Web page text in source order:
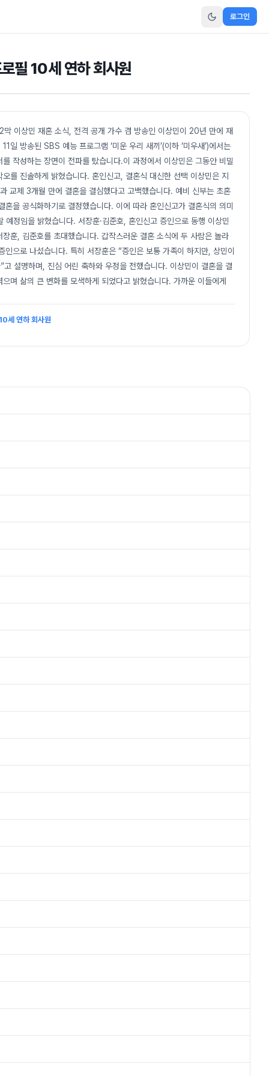
로그인
필 10세 연하 회사원
이상민 재혼 소식, 전격 공개 가수 겸 방송인 이상민이 20년 만에 재
일 방송된 SBS 예능 프로그램 ‘미운 우리 새끼’(이하 ‘미우새’)에서는
작성하는 장면이 전파를 탔습니다.이 과정에서 이상민은 그동안 비밀
를 진솔하게 밝혔습니다. 혼인신고, 결혼식 대신한 선택 이상민은 지
교제 3개월 만에 결혼을 결심했다고 고백했습니다. 예비 신부는 초혼
을 공식화하기로 결정했습니다. 이에 따라 혼인신고가 결혼식의 의미
정임을 밝혔습니다. 서장훈·김준호, 혼인신고 증인으로 동행 이상민
훈, 김준호를 초대했습니다. 갑작스러운 결혼 소식에 두 사람은 놀라
으로 나섰습니다. 특히 서장훈은 “증인은 보통 가족이 하지만, 상민이
설명하며, 진심 어린 축하와 우정을 전했습니다. 이상민이 결혼을 결
며 삶의 큰 변화를 모색하게 되었다고 밝혔습니다. 가까운 이들에게
세 연하 회사원